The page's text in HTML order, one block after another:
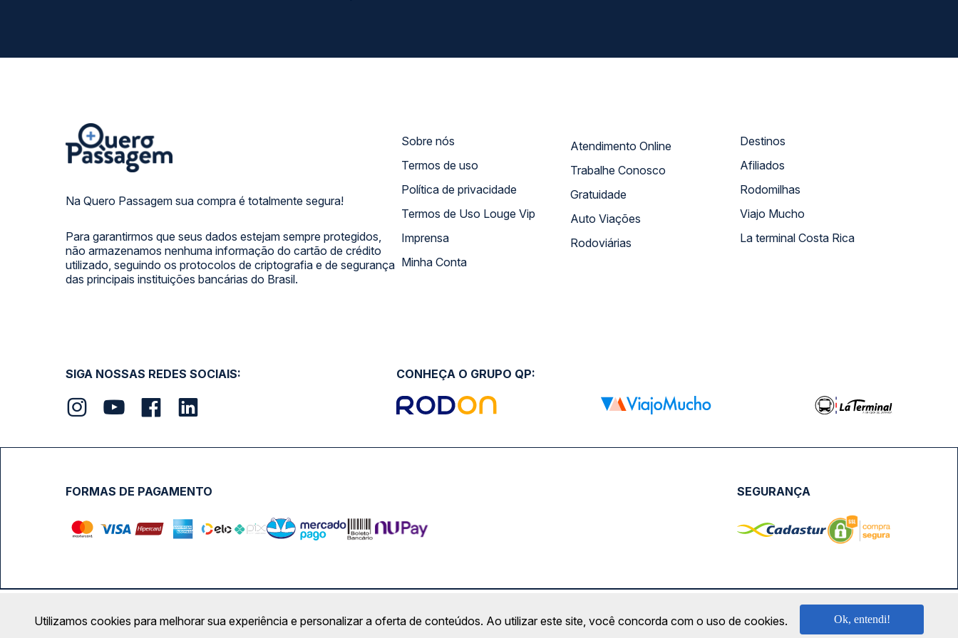
Na Quero Passagem sua compra é totalmente segura!
Para garantirmos que seus dados estejam sempre protegidos,
não armazenamos nenhuma informação do cartão de crédito
utilizado, seguindo os protocolos de criptografia e de segurança
das principais instituições bancárias do Brasil.
Sobre nós
Termos de uso
Política de privacidade
Termos de Uso Louge Vip
Imprensa
Minha Conta
Atendimento Online
Trabalhe Conosco
Gratuidade
Auto Viações
Rodoviárias
Destinos
Afiliados
Rodomilhas
Viajo Mucho
La terminal Costa Rica
SIGA NOSSAS REDES SOCIAIS: CONHEÇA O GRUPO QP:
FORMAS DE PAGAMENTO SEGURANÇA
Calçada das Margaridas, 163 - Sala 02 - Condomínio Centro Comercial Alphaville, Barueri - SP | CEP: 06453-038 | CNPJ: 18.087.991/0001-57 | saconibus@queropassagem.com.br
Utilizamos cookies para melhorar sua experiência e personalizar a oferta de conteúdos. Ao utilizar este site, você concorda com o uso de cookies. Ok, entendi!